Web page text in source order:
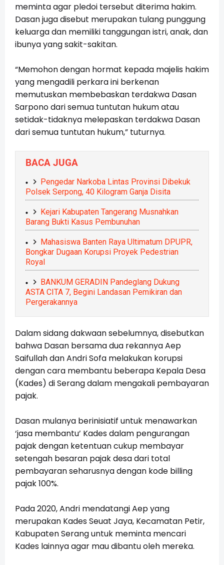
meminta agar pledoi tersebut diterima hakim.
Dasan juga disebut merupakan tulang punggung
keluarga dan memiliki tanggungan istri, anak, dan
ibunya yang sakit-sakitan.
“Memohon dengan hormat kepada majelis hakim
yang mengadili perkara ini berkenan
memutuskan membebaskan terdakwa Dasan
Sarpono dari semua tuntutan hukum atau
setidak-tidaknya melepaskan terdakwa Dasan
dari semua tuntutan hukum,” tuturnya.
BACA JUGA
Pengedar Narkoba Lintas Provinsi Dibekuk
Polsek Serpong, 40 Kilogram Ganja Disita
Kejari Kabupaten Tangerang Musnahkan
Barang Bukti Kasus Pembunuhan
Mahasiswa Banten Raya Ultimatum DPUPR,
Bongkar Dugaan Korupsi Proyek Pedestrian
Royal
BANKUM GERADIN Pandeglang Dukung
ASTA CITA 7, Begini Landasan Pemikiran dan
Pergerakannya
Dalam sidang dakwaan sebelumnya, disebutkan
bahwa Dasan bersama dua rekannya Aep
Saifullah dan Andri Sofa melakukan korupsi
dengan cara membantu beberapa Kepala Desa
(Kades) di Serang dalam mengakali pembayaran
pajak.
Dasan mulanya berinisiatif untuk menawarkan
‘jasa membantu’ Kades dalam pengurangan
pajak dengan ketentuan cukup membayar
setengah besaran pajak desa dari total
pembayaran seharusnya dengan kode billing
pajak 100%.
Pada 2020, Andri mendatangi Aep yang
merupakan Kades Seuat Jaya, Kecamatan Petir,
Kabupaten Serang untuk meminta mencari
Kades lainnya agar mau dibantu oleh mereka.